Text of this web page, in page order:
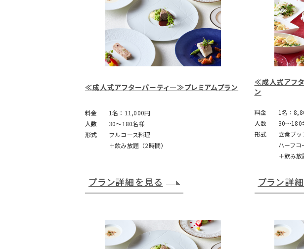
≪成人式アフターパーティ―≫プレミアムプラン
料金
1名：11,000円
人数
30～180名様
形式
フルコース料理
＋飲み放題（2時間）
プラン詳細を見る
≪成人式アフ
ン
料金
1名：
人数
30～180
形式
立食ブ
ハーフコ
＋飲み放
プラン詳